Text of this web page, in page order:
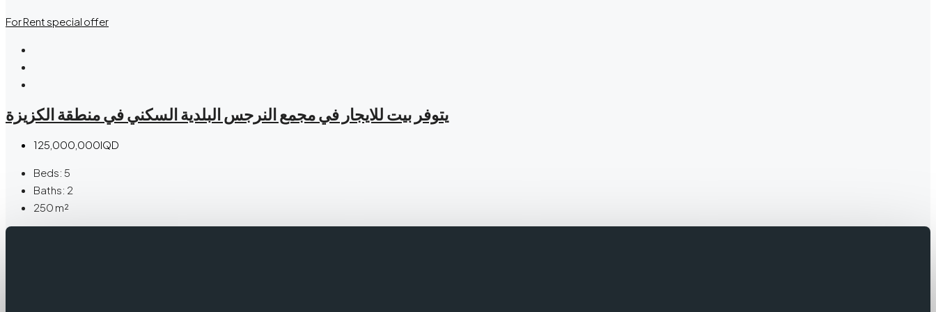
For Rent special offer
يتوفر بيت للايجار في مجمع النرجس البلدية السكني في منطقة الكزيزة
125,000,000IQD
Beds: 5
Baths: 2
250 m²